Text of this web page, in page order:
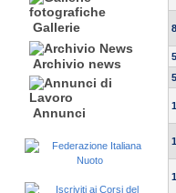
Gallerie
Archivio news
Annunci